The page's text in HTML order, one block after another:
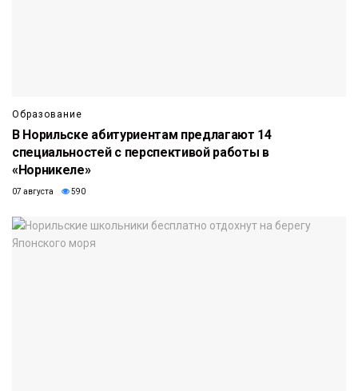
Образование
В Норильске абитуриентам предлагают 14
специальностей с перспективой работы в
«Норникеле»
07 августа 590